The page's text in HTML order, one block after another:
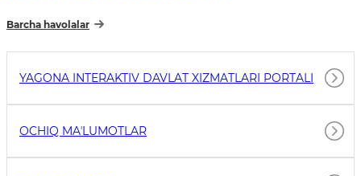
Barcha havolalar
YAGONA INTERAKTIV DAVLAT XIZMATLARI PORTALI
OCHIQ MAʼLUMOTLAR